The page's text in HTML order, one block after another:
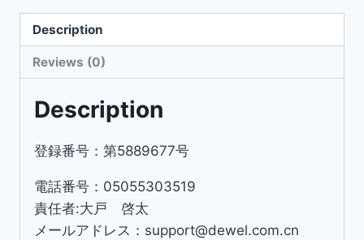
Description
Reviews (0)
Description
登録番号：第5889677号
電話番号：05055303519
責任者:大戸 啓太
メールアドレス：support@dewel.com.cn